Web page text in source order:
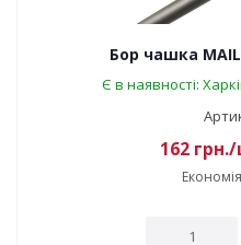
Бор чашка
Є в наявності:
162 грн./
Економія